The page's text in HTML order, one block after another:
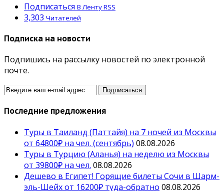
Подписаться В Ленту RSS
3,303 Читателей
Подписка на новости
Подпишись на рассылку новостей по электронной
почте.
Последние предложения
Туры в Таиланд (Паттайя) на 7 ночей из Москвы
от 64800₽ на чел. (сентябрь) 08.08.2026
Туры в Турцию (Аланья) на неделю из Москвы
от 39800₽ на чел. 08.08.2026
Дешево в Египет! Горящие билеты Сочи в Шарм-
эль-Шейх от 16200₽ туда-обратно 08.08.2026